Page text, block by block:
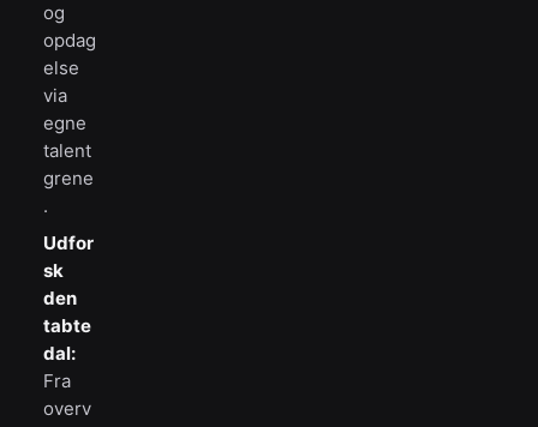
og
opdag
else
via
egne
talent
grene
.
Udfor
sk
den
tabte
dal:
Fra
overv